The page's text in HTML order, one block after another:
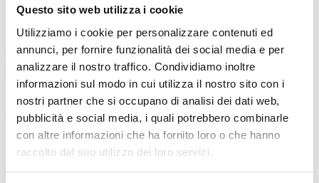
Questo sito web utilizza i cookie
Utilizziamo i cookie per personalizzare contenuti ed
annunci, per fornire funzionalità dei social media e per
analizzare il nostro traffico. Condividiamo inoltre
informazioni sul modo in cui utilizza il nostro sito con i
nostri partner che si occupano di analisi dei dati web,
pubblicità e social media, i quali potrebbero combinarle
con altre informazioni che ha fornito loro o che hanno
raccolto dal suo utilizzo dei loro servizi.
News
Info e Contatti
Cerca
per:
Attilio Barigazzi
11 Novembre 1929 - 16 Maggio 2024